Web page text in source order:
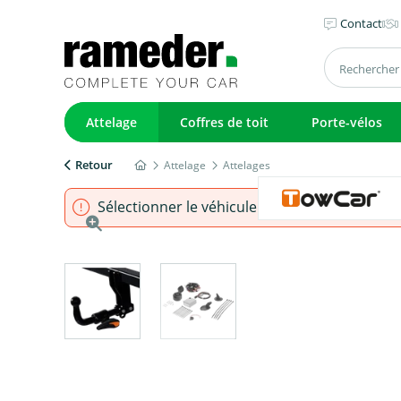
Contact
Attelage Coffres de toit Porte-vélos
Retour Attelage Attelages
Sélectionner le véhicule pour s'assurer que